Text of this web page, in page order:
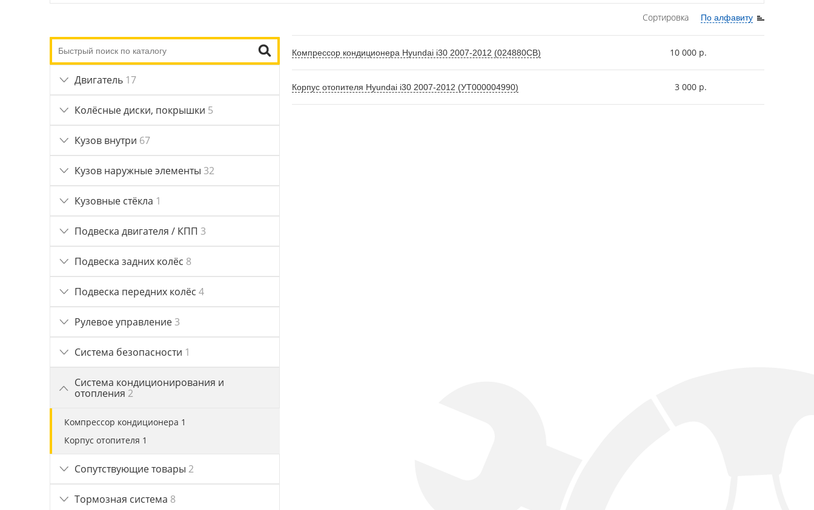
Двигатель 17
Колёсные диски, покрышки 5
Кузов внутри 67
Кузов наружные элементы 32
Кузовные стёкла 1
Подвеска двигателя / КПП 3
Подвеска задних колёс 8
Подвеска передних колёс 4
Рулевое управление 3
Система безопасности 1
Система кондиционирования и
отопления 2
Компрессор кондиционера 1
Корпус отопителя 1
Сопутствующие товары 2
Тормозная система 8
Сортировка По алфавиту
Компрессор кондиционера Hyundai i30 2007-2012 (024880СВ) 10 000 р.
Корпус отопителя Hyundai i30 2007-2012 (УТ000004990) 3 000 р.